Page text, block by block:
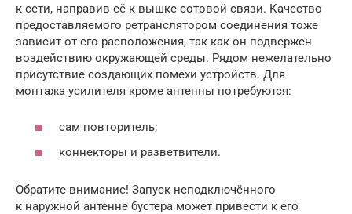
к сети, направив её к вышке сотовой связи. Качество
предоставляемого ретранслятором соединения тоже
зависит от его расположения, так как он подвержен
воздействию окружающей среды. Рядом нежелательно
присутствие создающих помехи устройств. Для
монтажа усилителя кроме антенны потребуются:
сам повторитель;
коннекторы и разветвители.
Обратите внимание! Запуск неподключённого
к наружной антенне бустера может привести к его